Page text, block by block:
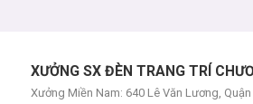
XƯỞNG SX ĐÈN TRANG TRÍ
Xưởng Miền Nam: 640 Lê Văn Lương, Quận